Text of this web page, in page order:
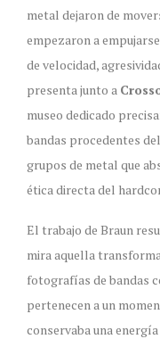
metal dejaron de
empezaron a
de velocidad,
presenta junto a
museo dedicado
bandas procedentes
grupos de metal que
ética directa del
El trabajo de Braun
mira aquella
fotografías de bandas
pertenecen a un
conservaba una